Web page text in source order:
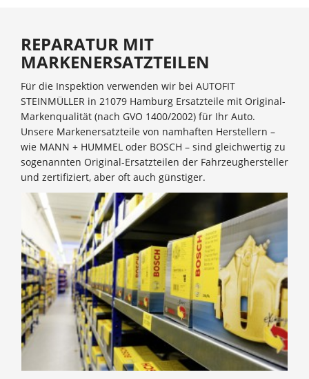
REPARATUR MIT
MARKENERSATZTEILEN
Für die Inspektion verwenden wir bei AUTOFIT
STEINMÜLLER in 21079 Hamburg Ersatzteile mit Original-
Markenqualität (nach GVO 1400/2002) für Ihr Auto.
Unsere Markenersatzteile von namhaften Herstellern –
wie MANN + HUMMEL oder BOSCH – sind gleichwertig zu
sogenannten Original-Ersatzteilen der Fahrzeughersteller
und zertifiziert, aber oft auch günstiger.